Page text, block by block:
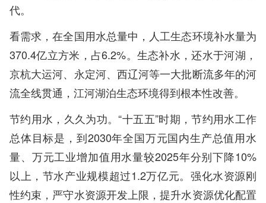
代。
看需求，在全国用水总量中，人工生态环境补水量为
370.4亿立方米，占6.2%。生态补水，还水于河湖，
京杭大运河、永定河、西辽河等一大批断流多年的河
流全线贯通，江河湖泊生态环境得到根本性改善。
节约用水，久久为功。“十五五”时期，节约用水工作
总体目标是，到2030年全国万元国内生产总值用水
量、万元工业增加值用水量较2025年分别下降10%
以上，节水产业规模超过1.2万亿元。强化水资源刚
性约束，严守水资源开发上限，提升水资源优化配置